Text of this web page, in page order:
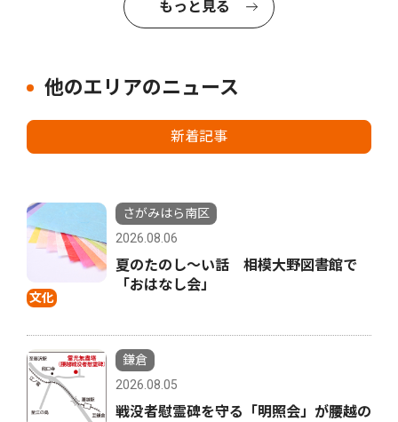
もっと見る
他のエリアのニュース
新着記事
文化
さがみはら南区
2026.08.06
夏のたのし〜い話 相模大野図書館で
「おはなし会」
鎌倉
2026.08.05
戦没者慰霊碑を守る「明照会」が腰越の